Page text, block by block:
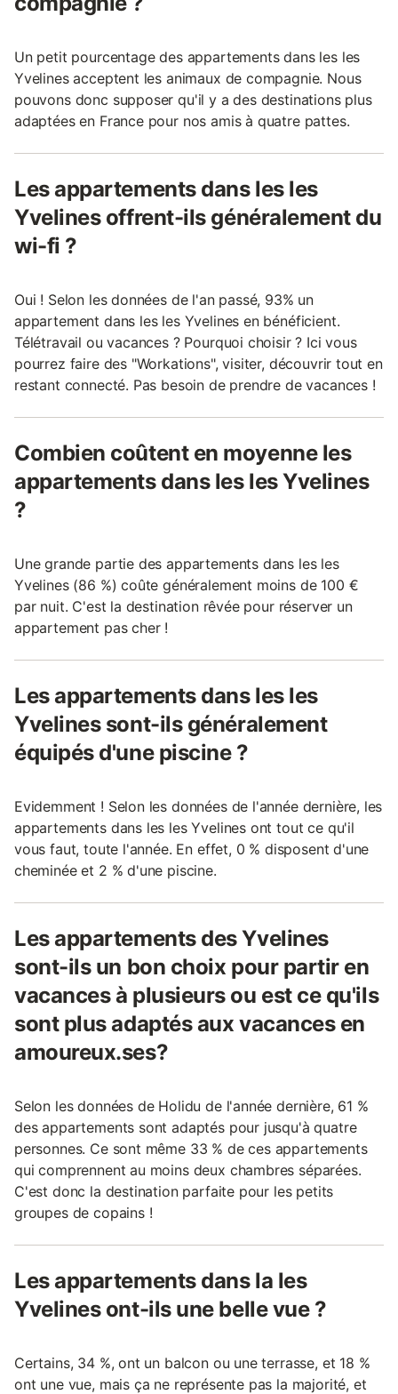
Un petit pourcentage des appartements dans les les
Yvelines acceptent les animaux de compagnie. Nous
pouvons donc supposer qu'il y a des destinations plus
adaptées en France pour nos amis à quatre pattes.
Les appartements dans les les
Yvelines offrent-ils généralement du
wi-fi ?
Oui ! Selon les données de l'an passé, 93% un
appartement dans les les Yvelines en bénéficient.
Télétravail ou vacances ? Pourquoi choisir ? Ici vous
pourrez faire des "Workations", visiter, découvrir tout en
restant connecté. Pas besoin de prendre de vacances !
Combien coûtent en moyenne les
appartements dans les les Yvelines
?
Une grande partie des appartements dans les les
Yvelines (86 %) coûte généralement moins de 100 €
par nuit. C'est la destination rêvée pour réserver un
appartement pas cher !
Les appartements dans les les
Yvelines sont-ils généralement
équipés d'une piscine ?
Evidemment ! Selon les données de l'année dernière, les
appartements dans les les Yvelines ont tout ce qu'il
vous faut, toute l'année. En effet, 0 % disposent d'une
cheminée et 2 % d'une piscine.
Les appartements des Yvelines
sont-ils un bon choix pour partir en
vacances à plusieurs ou est ce qu'ils
sont plus adaptés aux vacances en
amoureux.ses?
Selon les données de Holidu de l'année dernière, 61 %
des appartements sont adaptés pour jusqu'à quatre
personnes. Ce sont même 33 % de ces appartements
qui comprennent au moins deux chambres séparées.
C'est donc la destination parfaite pour les petits
groupes de copains !
Les appartements dans la les
Yvelines ont-ils une belle vue ?
Certains, 34 %, ont un balcon ou une terrasse, et 18 %
ont une vue, mais ça ne représente pas la majorité, et